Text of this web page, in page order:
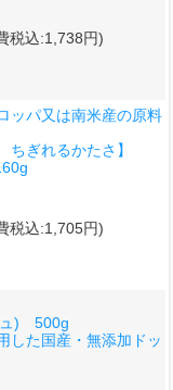
税込:1,738円)
パ又は南米産の原料
ちぎれるかたさ】
税込:1,705円)
ュ) 500g
した国産・無添加ドッ